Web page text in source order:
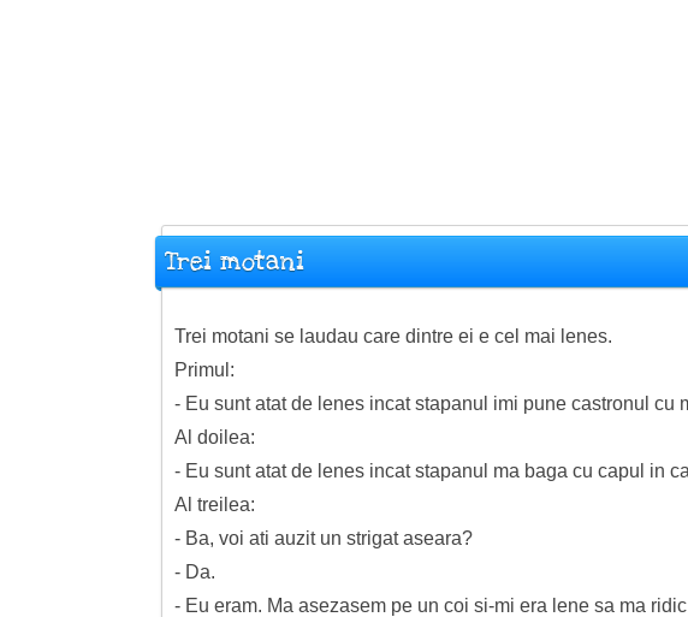
Trei motani
Trei motani se laudau care dintre ei e cel mai lenes.
Primul:
- Eu sunt atat de lenes incat stapanul imi pune castronul cu
Al doilea:
- Eu sunt atat de lenes incat stapanul ma baga cu capul in
Al treilea:
- Ba, voi ati auzit un strigat aseara?
- Da.
- Eu eram. Ma asezasem pe un coi si-mi era lene sa ma